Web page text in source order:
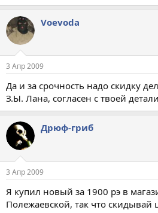
Voevoda
3 Апр 2009
Да и за срочность надо скидку
З.Ы. Лана, согласен с твоей
Дрюф-гриб
3 Апр 2009
Я купил новый за 1900 рэ в
Полежаевской, так что скидывай